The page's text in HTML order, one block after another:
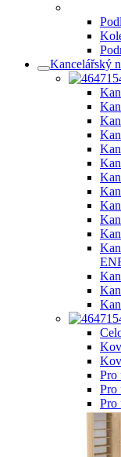
Kancelářský
Pro
Pro
Pro